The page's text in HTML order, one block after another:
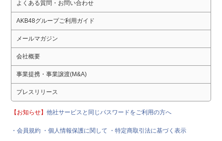
よくある質問・お問い合わせ
AKB48グループご利用ガイド
メールマガジン
会社概要
事業提携・事業譲渡(M&A)
プレスリリース
【お知らせ】他社サービスと同じパスワードをご利用の方へ
・会員規約 ・個人情報保護に関して ・特定商取引法に基づく表示